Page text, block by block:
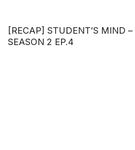
[RECAP] STUDENT’S MIND –
SEASON 2 EP.4